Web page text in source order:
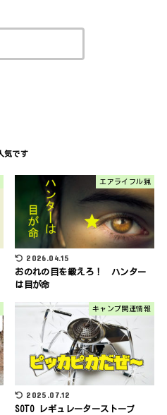
エアライフル猟
2026.04.15
おのれの目を鍛えろ！ ハンター
は目が命
キャンプ関連情報
2025.07.12
SOTO レギュレーターストーブ